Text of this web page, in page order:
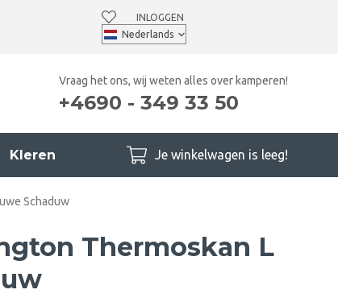
INLOGGEN
Vraag het ons, wij weten alles over kamperen!
+4690 - 349 33 50
Kleren Je winkelwagen is leeg!
Schaduw
Thermoskan L